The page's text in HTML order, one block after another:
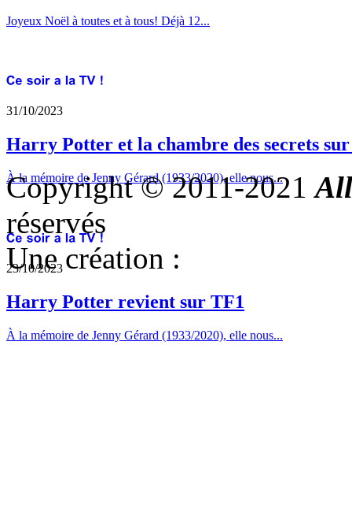
Joyeux Noël à toutes et à tous! Déjà 12...
31/10/2023
Harry Potter et la chambre des secrets
À la mémoire de Jenny Gérard (1933/2020), elle nous...
23/10/2023
Harry Potter revient sur TF1
À la mémoire de Jenny Gérard (1933/2020), elle nous...
Copyright © 2011-2021
réservés
Une création :